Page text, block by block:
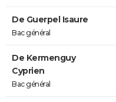
De Guerpel Isaure
Bac général
De Kermenguy
Cyprien
Bac général